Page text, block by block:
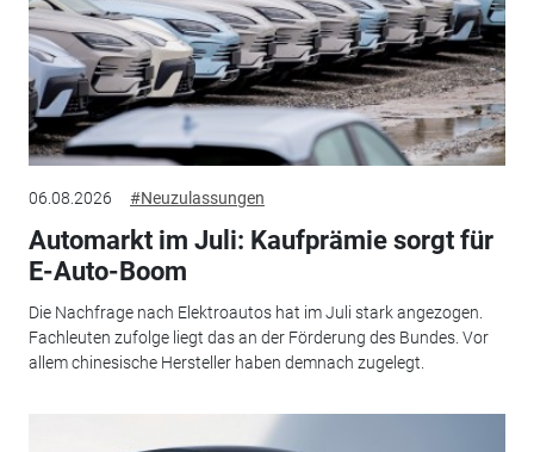
06.08.2026 #Neuzulassungen
Automarkt im Juli: Kaufprämie sorgt für
E-Auto-Boom
Die Nachfrage nach Elektroautos hat im Juli stark angezogen.
Fachleuten zufolge liegt das an der Förderung des Bundes. Vor
allem chinesische Hersteller haben demnach zugelegt.